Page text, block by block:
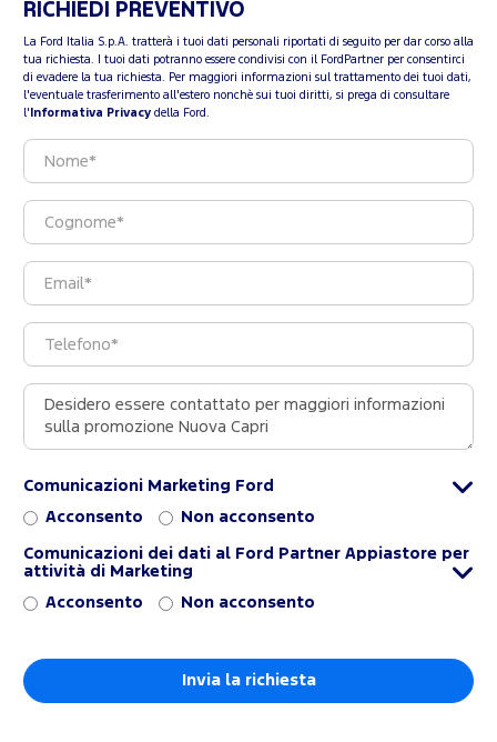
RICHIEDI PREVENTIVO
La Ford Italia S.p.A. tratterà i tuoi dati personali riportati di seguito per dar corso alla
tua richiesta. I tuoi dati potranno essere condivisi con il FordPartner per consentirci
di evadere la tua richiesta. Per maggiori informazioni sul trattamento dei tuoi dati,
l'eventuale trasferimento all'estero nonchè sui tuoi diritti, si prega di consultare
l' Informativa Privacy della Ford.
Comunicazioni Marketing Ford
Acconsento Non acconsento
Comunicazioni dei dati al Ford Partner Appiastore per
attività di Marketing
Acconsento Non acconsento